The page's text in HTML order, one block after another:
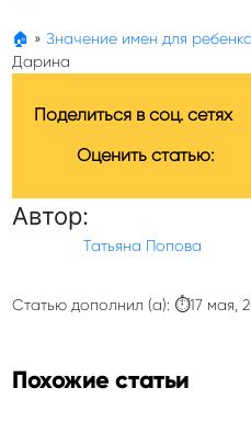
🏠 » Значение имен для ребенка
Дарина
Поделиться в соц. сетях
Оценить статью:
Автор:
Татьяна Попова
Статью дополнил (а): ⏱17 мая,
Похожие статьи